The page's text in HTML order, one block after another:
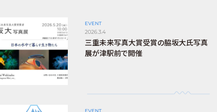
EVENT
2026.3.4
三重未来写真大賞受賞の脇坂大氏写真
展が津駅前で開催
EVENT